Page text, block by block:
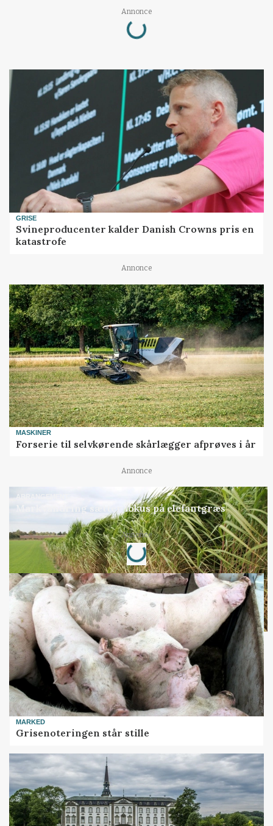
Annonce
Loading...
GRISE
Svineproducenter kalder Danish Crowns pris en
katastrofe
Annonce
MASKINER
Forserie til selvkørende skårlægger afprøves i år
Annonce
ARRANGEMENT
Markvandring sætter fokus på elefantgræs
Annonce
Loading...
MARKED
Grisenoteringen står stille